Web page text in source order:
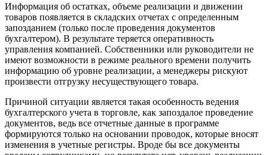
Информация об остатках, объеме реализации и движении
товаров появляется в складских отчетах с определенным
запозданием (только после проведения документов
бухгалтером). В результате теряется оперативность
управления компанией. Собственники или руководители не
имеют возможности в режиме реального времени получить
информацию об уровне реализации, а менеджеры рискуют
произвести отгрузку несуществующего товара.
Причиной ситуации является такая особенность ведения
бухгалтерского учета в торговле, как запоздалое проведение
документов, ведь все отчетные данные в программе
формируются только на основании проводок, которые вносят
изменения в учетные регистры. Вроде бы все документы